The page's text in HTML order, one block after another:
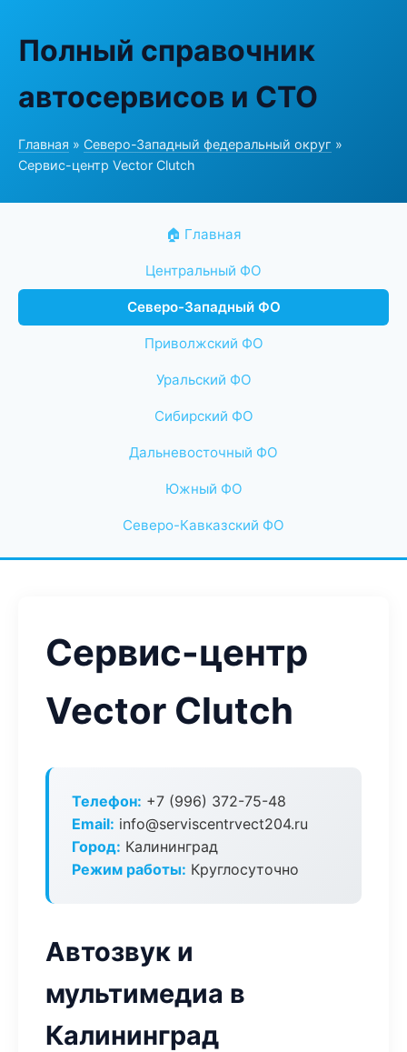
Полный справочник
автосервисов и СТО
Главная » Северо-Западный федеральный округ »
Сервис-центр Vector Clutch
🏠 Главная
Центральный ФО
Северо-Западный ФО
Приволжский ФО
Уральский ФО
Сибирский ФО
Дальневосточный ФО
Южный ФО
Северо-Кавказский ФО
Сервис-центр
Vector Clutch
Телефон: +7 (996) 372-75-48
Email: info@serviscentrvect204.ru
Город: Калининград
Режим работы: Круглосуточно
Автозвук и
мультимедиа в
Калининград